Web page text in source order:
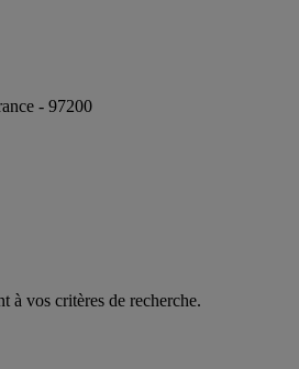
- 97200
à vos critères de recherche.